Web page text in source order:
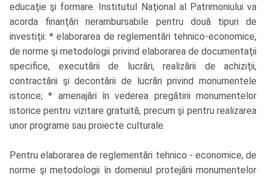
educaţie şi formare. Institutul Naţional al Patrimoniului va
acorda finanţări nerambursabile pentru două tipuri de
investiţii: * elaborarea de reglementări tehnico-economice,
de norme şi metodologii privind elaborarea de documentaţii
specifice, executării de lucrări, realizării de achiziţii,
contractării şi decontării de lucrări privind monumentele
istorice; * amenajări în vederea pregătirii monumentelor
istorice pentru vizitare gratuită, precum şi pentru realizarea
unor programe sau proiecte culturale.
Pentru elaborarea de reglementări tehnico - economice, de
norme şi metodologii în domeniul protejării monumentelor